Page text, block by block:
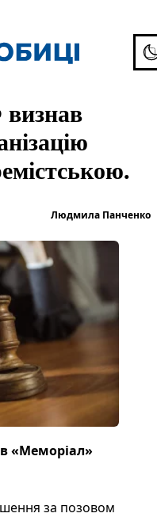
Людмила Панченко
«Меморіал»
за позовом